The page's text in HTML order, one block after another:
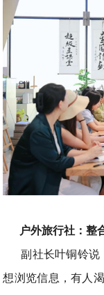
户外旅行社：整
副社长叶铜铃说
想浏览信息，有人